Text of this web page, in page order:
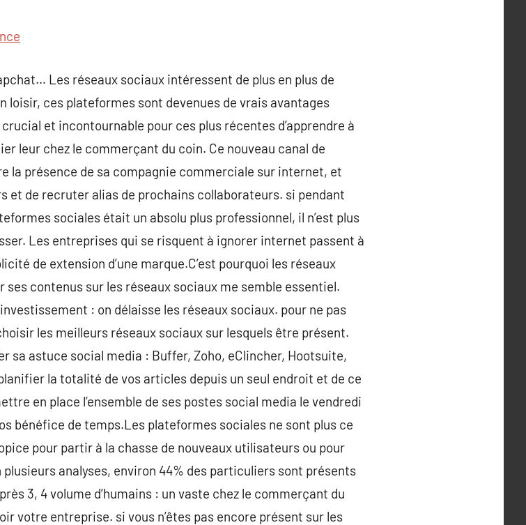
Les réseaux sociaux intéressent de plus en plus de
loisir, ces plateformes sont devenues de vrais avantages
et incontournable pour ces plus récentes d’apprendre à
leur chez le commerçant du coin. Ce nouveau canal de
la présence de sa compagnie commerciale sur internet, et
et de recruter alias de prochains collaborateurs. si pendant
sociales était un absolu plus professionnel, il n’est plus
Les entreprises qui se risquent à ignorer internet passent à
de extension d’une marque.C’est pourquoi les réseaux
contenus sur les réseaux sociaux me semble essentiel.
: on délaisse les réseaux sociaux. pour ne pas
les meilleurs réseaux sociaux sur lesquels être présent.
sa astuce social media : Buffer, Zoho, eClincher, Hootsuite,
la totalité de vos articles depuis un seul endroit et de ce
en place l’ensemble de ses postes social media le vendredi
bénéfice de temps.Les plateformes sociales ne sont plus ce
pour partir à la chasse de nouveaux utilisateurs ou pour
analyses, environ 44% des particuliers sont présents
3, 4 volume d’humains : un vaste chez le commerçant du
votre entreprise. si vous n’êtes pas encore présent sur les